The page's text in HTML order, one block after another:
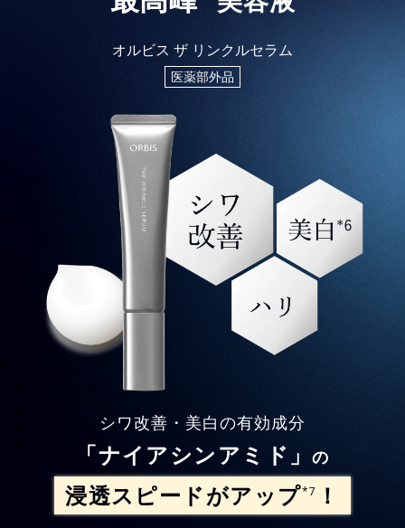
オルビス ザ リンクルセラム
医薬部外品
シワ改善・美白の有効成分
「ナイアシンアミド」の
浸透スピードがアップ*7 ！